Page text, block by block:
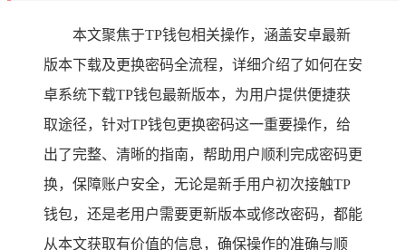
本文聚焦于TP钱包相关操作，涵盖安卓最新
版本下载及更换密码全流程，详细介绍了如何在安
卓系统下载TP钱包最新版本，为用户提供便捷获
取途径，针对TP钱包更换密码这一重要操作，给
出了完整、清晰的指南，帮助用户顺利完成密码更
换，保障账户安全，无论是新手用户初次接触TP
钱包，还是老用户需要更新版本或修改密码，都能
从本文获取有价值的信息，确保操作的准确与顺